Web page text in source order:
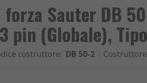
Sauter DB
pin (Globale),
costruttore: DB 50-2 Costruttore